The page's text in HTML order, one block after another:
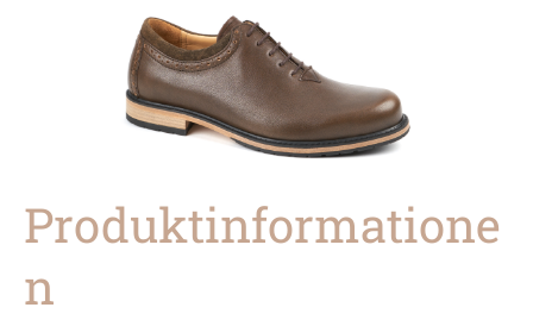
Produktinformatione
n